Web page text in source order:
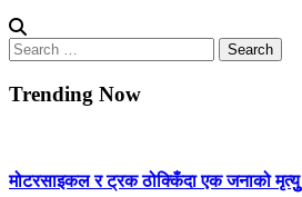
Search
for:
Trending Now
मोटरसाइकल र ट्रक ठोक्किँदा एक जनाको मृत्युु